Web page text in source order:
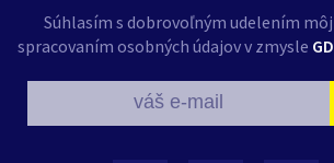
Súhlasím s dobrovoľným udelením
spracovaním osobných údajov v zmysle